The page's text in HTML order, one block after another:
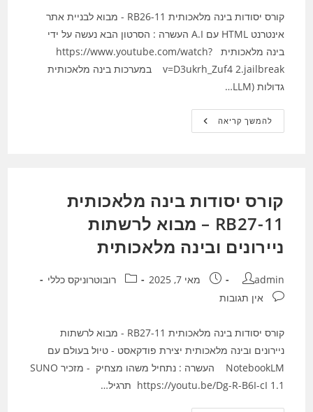
קורס יסודות בינה מלאכותית RB26-11 - מבוא לבניית אתר
אינטרנט HTML עם A.I העשרה : הסרטון הבא נעשה על ידי
בינה מלאכותית https://www.youtube.com/watch?
v=D3ukrh_Zuf4 2.jailbreak במערכות בינה מלאכותית
גדולות (LLM…
להמשך קריאהקורס
יסודות
מבוא
לבניית
אתר
אינטרנט
עם
A.I
קורס יסודות בינה מלאכותית
RB27-11 – מבוא לרשתות
ניירונים ובינה מלאכותית
מחבר:
admin פורסם:מאי 7, 2025 קטגוריה:רובוטרוניקס כללי
תגובות:אין תגובות
קורס יסודות בינה מלאכותית RB27-11 - מבוא לרשתות
ניירונים ובינה מלאכותית יצירת פודקאסט - טיול בעולם עם
NotebookLM העשרה : נתחיל משהו מצחיק - מזכיר SUNO
https://youtu.be/Dg-R-B6I-cI 1.1 תרגיל…